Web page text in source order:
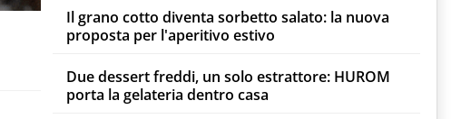
Il grano cotto diventa sorbetto salato: la nuova
proposta per l'aperitivo estivo
Due dessert freddi, un solo estrattore: HUROM
porta la gelateria dentro casa